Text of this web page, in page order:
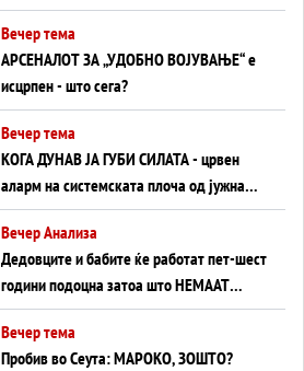
БЕЗ ФРОНТ
Вечер тема
АРСЕНАЛОТ ЗА „УДОБНО ВОЈУВАЊЕ“ е
исцрпен - што сега?
Вечер тема
КОГА ДУНАВ ЈА ГУБИ СИЛАТА - црвен
аларм на системската плоча од јужна
Германија до Црното Море...
Вечер Анализа
Дедовците и бабите ќе работат пет-шест
години подоцна затоа што НЕМААТ
ВНУЦИ ДА ГИ ЗАМЕНАТ
Вечер тема
Пробив во Сеута: МАРОКО, ЗОШТО?